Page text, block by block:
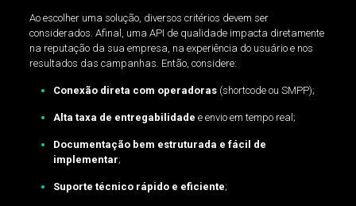
Ao escolher uma solução, diversos critérios devem ser
considerados. Afinal, uma API de qualidade impacta diretamente
na reputação da sua empresa, na experiência do usuário e nos
resultados das campanhas. Então, considere:
Conexão direta com operadoras(shortcode ou SMPP);
Alta taxa de entregabilidade e envio em tempo real;
Documentação bem estruturada e fácil de
implementar;
Suporte técnico rápido e eficiente;